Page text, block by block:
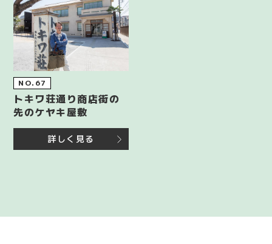
NO.67
トキワ荘通り商店街の
先のケヤキ屋敷
詳しく見る